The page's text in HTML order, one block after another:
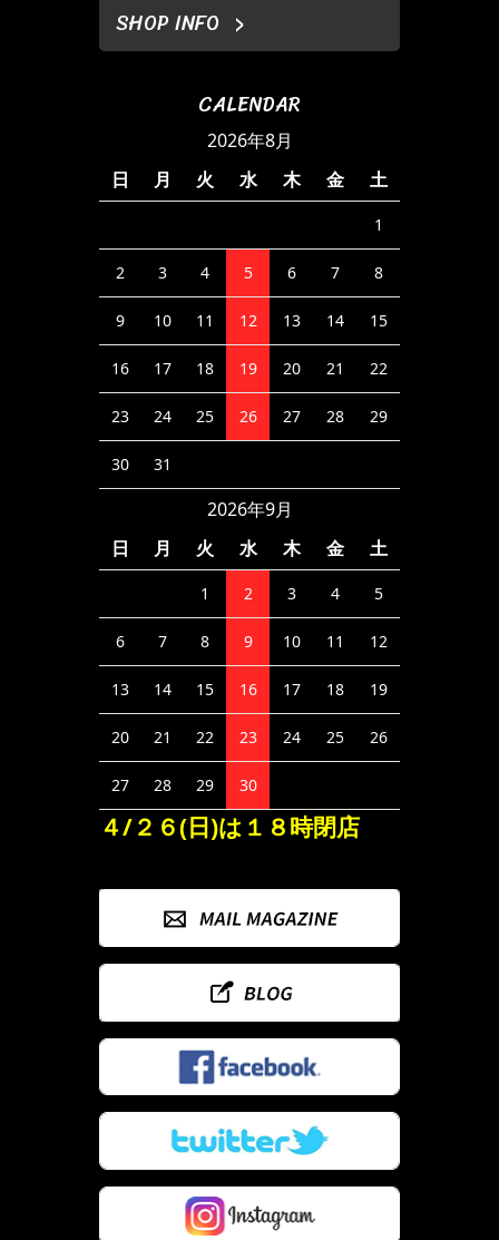
SHOP INFO
CALENDAR
2026年8月
日
月 火 水 木 金 土
1
2 3 4 5 6 7 8
9 10 11 12 13 14 15
16 17 18 19 20 21 22
23 24 25 26 27 28 29
30 31
2026年9月
日
月 火 水 木 金 土
1 2 3 4 5
6 7 8 9 10 11 12
13 14 15 16 17 18 19
20 21 22 23 24 25 26
27 28 29 30
４/２６(日)は１８時閉店